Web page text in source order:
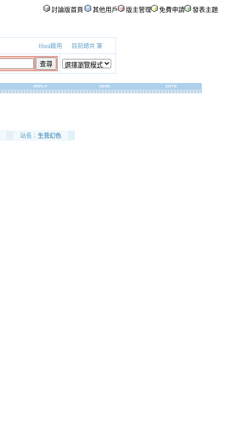
討論版首頁 其他用戶 版主管理 免費申請 發表主題
Html啟用 目前總共 筆
站長： 生芸幻色